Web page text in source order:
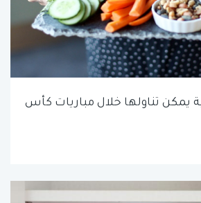
يمكن تناولها خلال مباريات كأس